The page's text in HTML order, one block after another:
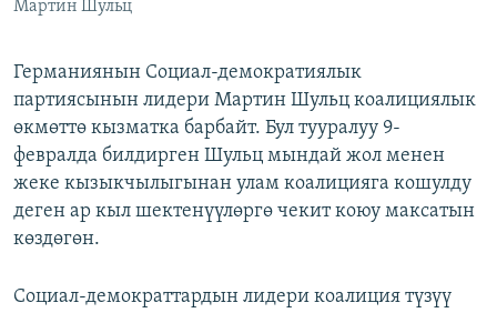
Мартин Шульц
Германиянын Социал-демократиялык
партиясынын лидери Мартин Шульц коалициялык
өкмөттө кызматка барбайт. Бул тууралуу 9-
февралда билдирген Шульц мындай жол менен
жеке кызыкчылыгынан улам коалицияга кошулду
деген ар кыл шектенүүлөргө чекит коюу максатын
көздөгөн.
Социал-демократтардын лидери коалиция түзүү